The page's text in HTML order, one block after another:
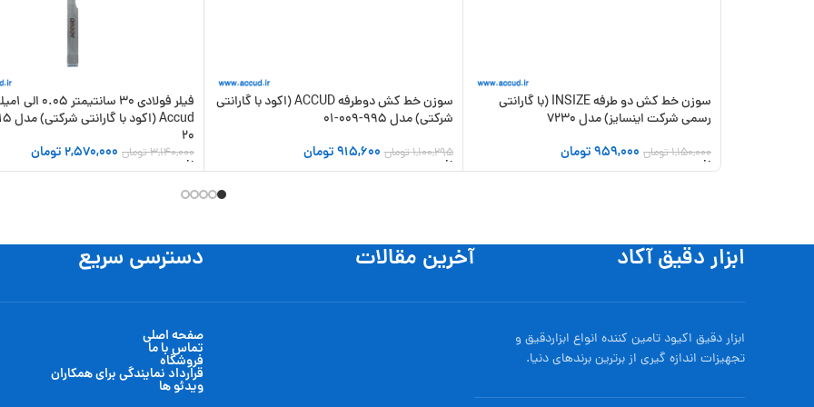
سوزن خط کش دو طرفه INSIZE (با گارانتی
رسمی شرکت اینسایز) مدل 7230
1,150,000تومان 959,000تومان
افزودن به سبد خرید
سوزن خط کش دوطرفه ACCUD (اکود با گارانتی
شرکتی) مدل 995-009-01
1,100,295تومان 915,600تومان
افزودن به سبد خرید
فیلر فولادی
20
3,140,000تومان 2,570,000تومان
افزودن به سبد خرید
ابزار دقیق آکاد
ابزار دقیق اکیود تامین کننده انواع ابزاردقيق و
تجهيزات اندازه گیری از برترین برندهای دنیا.
آخرین مقالات دسترسی سریع
صفحه اصلی
تماس با ما
فروشگاه
قرارداد نمایندگی برای همکاران
ویدئو ها